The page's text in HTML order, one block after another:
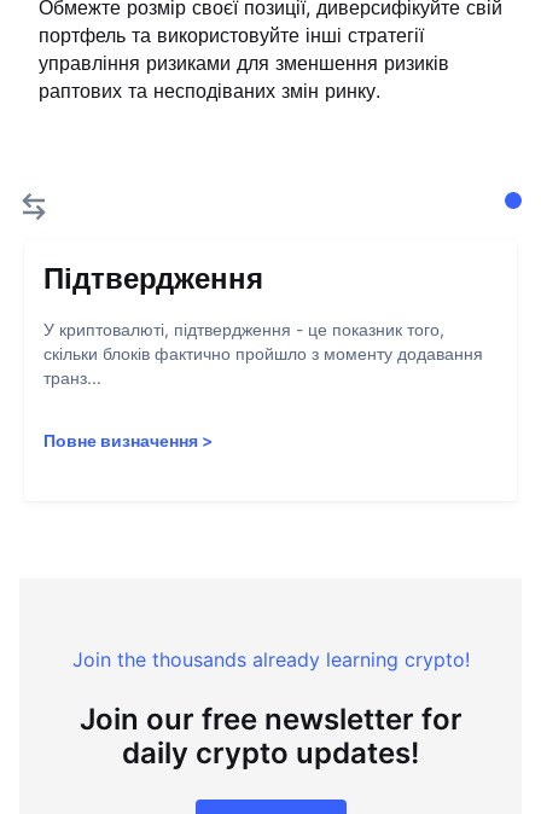
Обмежте розмір своєї позиції, диверсифікуйте свій
портфель та використовуйте інші стратегії
управління ризиками для зменшення ризиків
раптових та несподіваних змін ринку.
Підтвердження
У криптовалюті, підтвердження - це показник того,
скільки блоків фактично пройшло з моменту додавання
транз...
Повне визначення >
Join the thousands already learning crypto!
Join our free newsletter for
daily crypto updates!